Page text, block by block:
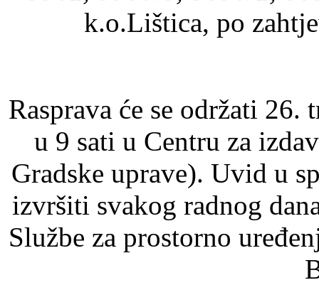
k.o.Lištica, po
Rasprava će se održati
u 9 sati u Centru za
Gradske uprave). Uvid u
izvršiti svakog radnog
Službe za prostorno